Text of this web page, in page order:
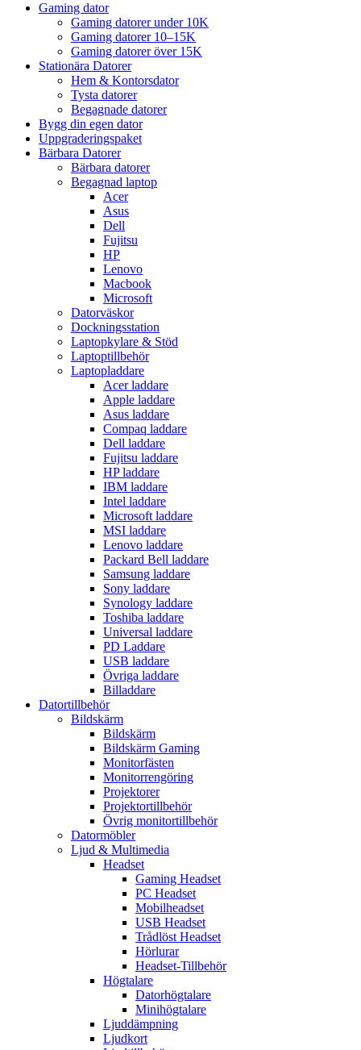
Gaming dator
Gaming datorer under 10K
Gaming datorer 10–15K
Gaming datorer över 15K
Stationära Datorer
Hem & Kontorsdator
Tysta datorer
Begagnade datorer
Bygg din egen dator
Uppgraderingspaket
Bärbara Datorer
Bärbara datorer
Begagnad laptop
Acer
Asus
Dell
Fujitsu
HP
Lenovo
Macbook
Microsoft
Datorväskor
Dockningsstation
Laptopkylare & Stöd
Laptoptillbehör
Laptopladdare
Acer laddare
Apple laddare
Asus laddare
Compaq laddare
Dell laddare
Fujitsu laddare
HP laddare
IBM laddare
Intel laddare
Microsoft laddare
MSI laddare
Lenovo laddare
Packard Bell laddare
Samsung laddare
Sony laddare
Synology laddare
Toshiba laddare
Universal laddare
PD Laddare
USB laddare
Övriga laddare
Billaddare
Datortillbehör
Bildskärm
Bildskärm
Bildskärm Gaming
Monitorfästen
Monitorrengöring
Projektorer
Projektortillbehör
Övrig monitortillbehör
Datormöbler
Ljud & Multimedia
Headset
Gaming Headset
PC Headset
Mobilheadset
USB Headset
Trådlöst Headset
Hörlurar
Headset-Tillbehör
Högtalare
Datorhögtalare
Minihögtalare
Ljuddämpning
Ljudkort